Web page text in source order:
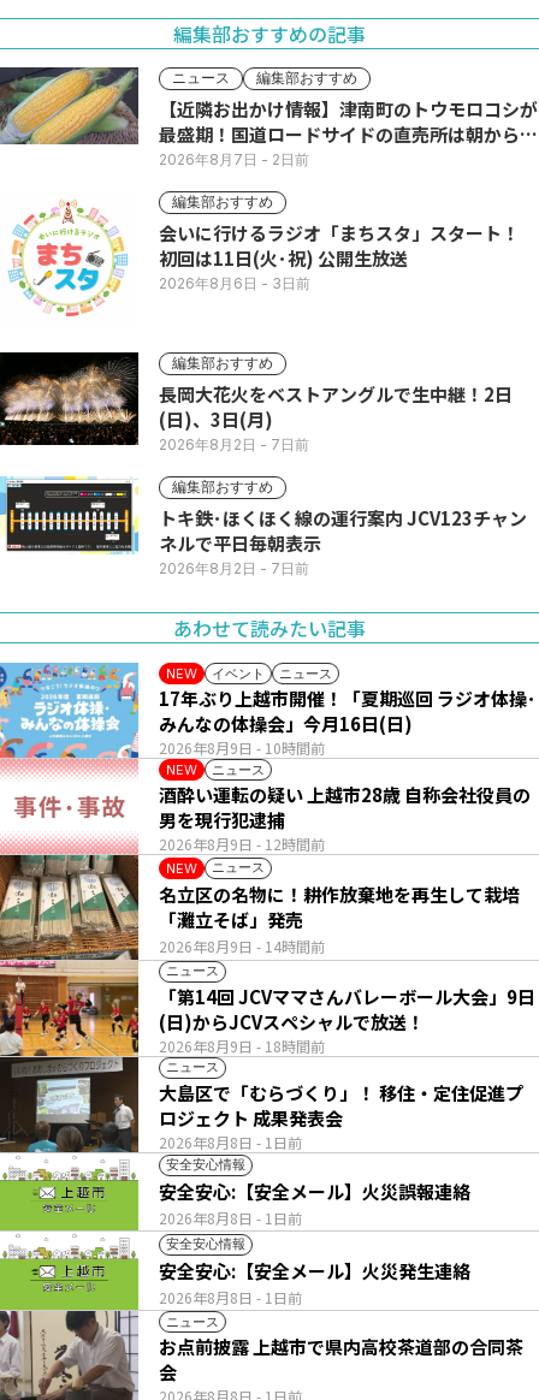
編集部おすすめの記事
ニュース 編集部おすすめ
【近隣お出かけ情報】津南町のトウモロコシが
最盛期！国道ロードサイドの直売所は朝から長
い列
2026年8月7日 - 2日前
編集部おすすめ
会いに行けるラジオ「まちスタ」スタート！
初回は11日(火･祝) 公開生放送
2026年8月6日 - 3日前
編集部おすすめ
長岡大花火をベストアングルで生中継！2日
(日)、3日(月)
2026年8月2日 - 7日前
編集部おすすめ
トキ鉄･ほくほく線の運行案内 JCV123チャン
ネルで平日毎朝表示
2026年8月2日 - 7日前
あわせて読みたい記事
NEW イベント ニュース
2026年8月9日 - 10時間前
17年ぶり上越市開催！「夏期巡回 ラジオ体操･
みんなの体操会」今月16日(日)
NEW ニュース
2026年8月9日 - 12時間前
酒酔い運転の疑い 上越市28歳 自称会社役員の
男を現行犯逮捕
NEW ニュース
2026年8月9日 - 14時間前
名立区の名物に！耕作放棄地を再生して栽培
「灘立そば」発売
ニュース
2026年8月9日 - 18時間前
「第14回 JCVママさんバレーボール大会」9日
(日)からJCVスペシャルで放送！
ニュース
2026年8月8日 - 1日前
大島区で「むらづくり」！ 移住・定住促進プ
ロジェクト 成果発表会
安全安心情報
2026年8月8日 - 1日前
安全安心:【安全メール】火災誤報連絡
安全安心情報
2026年8月8日 - 1日前
安全安心:【安全メール】火災発生連絡
ニュース
2026年8月8日 - 1日前
お点前披露 上越市で県内高校茶道部の合同茶
会